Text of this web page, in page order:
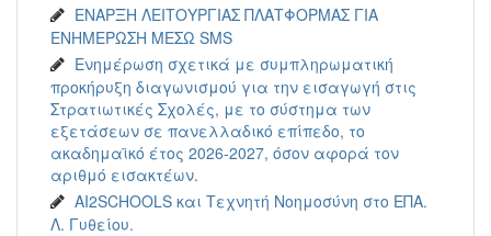
ΕΝΑΡΞΗ ΛΕΙΤΟΥΡΓΙΑΣ ΠΛΑΤΦΟΡΜΑΣ ΓΙΑ
ΕΝΗΜΕΡΩΣΗ ΜΕΣΩ SMS
Ενημέρωση σχετικά με συμπληρωματική
προκήρυξη διαγωνισμού για την εισαγωγή στις
Στρατιωτικές Σχολές, με το σύστημα των
εξετάσεων σε πανελλαδικό επίπεδο, το
ακαδημαϊκό έτος 2026-2027, όσον αφορά τον
αριθμό εισακτέων.
AI2SCHOOLS και Τεχνητή Νοημοσύνη στο ΕΠΑ.
Λ. Γυθείου.